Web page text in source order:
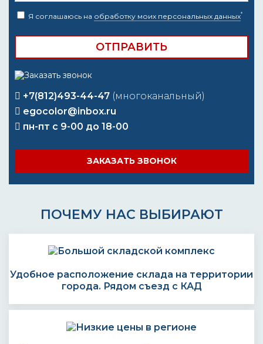
Я соглашаюсь на обработку моих персональных данных*
+7(812)493-44-47 (многоканальный)
egocolor@inbox.ru
пн-пт с 9-00 до 18-00
ЗАКАЗАТЬ ЗВОНОК
ПОЧЕМУ НАС ВЫБИРАЮТ
Удобное расположение склада на территории
города. Рядом съезд с КАД